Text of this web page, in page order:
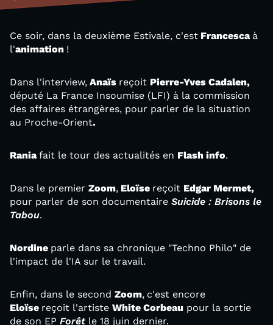
Ce soir, dans la deuxième Estivale, c'est Francesca à
l'animation !
Dans l'interview, Anaïs reçoit Pierre-Yves Cadalen,
député La France Insoumise (LFI) à la commission
des affaires étrangères, pour parler de la situation
au Proche-Orient.
Raniafait le tour des actualités en Flash info.
Dans le premier Zoom, Eloïse reçoit Edgar Mermet,
pour parler de son documentaire Suicide : Brisons le
Tabou.
Nordine parle dans sa chronique "Techno Philo" de
l'impact de l'IA sur le travail.
Enfin, dans le second Zoom, c'est encore
Eloïse reçoit l'artiste White Corbeau pour la sortie
de son EP Forêt le 18 juin dernier.